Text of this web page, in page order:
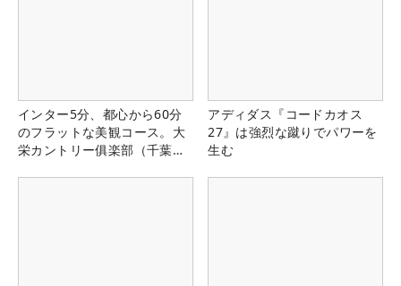
インター5分、都心から60分
のフラットな美観コース。大
栄カントリー俱楽部（千葉
アディダス『コードカオス
27』は強烈な蹴りでパワーを
生む